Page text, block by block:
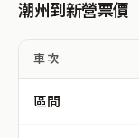
潮州到新營票價
車次
區間